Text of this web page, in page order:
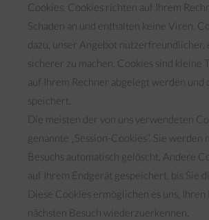
Cookies. Cookies richten auf Ihrem
Schaden an und enthalten keine Viren.
dazu, unser Angebot
sicherer zu machen. Cookies sind kleine
auf Ihrem Rechner abgelegt werden und
speichert.
Die meisten der von uns verwendeten
genannte „Session-Cookies“. Sie werden
Besuchs automatisch gelöscht. Andere
auf Ihrem Endgerät gespeichert, bis Sie
Diese Cookies ermöglichen es uns,
nächsten Besuch wiederzuerkennen.